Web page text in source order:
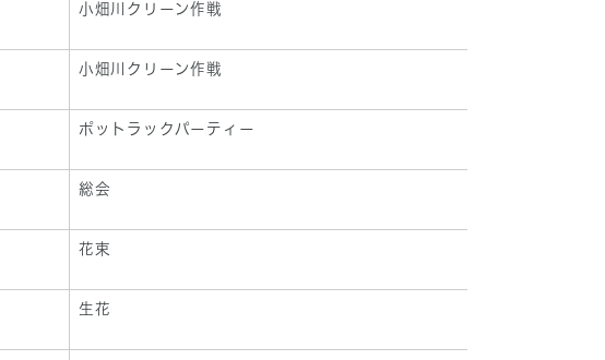
小畑川クリーン作戦
小畑川クリーン作戦
ポットラックパーティー
総会
花束
生花